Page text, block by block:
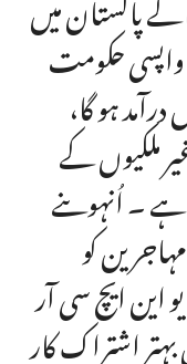
واپسی حکومت
ہو گا،
ملکیوں کے
۔ اُنہوںنے
کو
این ایچ سی آر
اشتراک کار